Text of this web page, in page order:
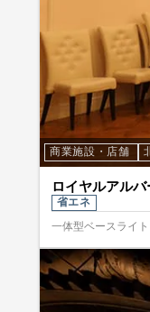
商業施設・店舗
ロイヤルアル
省エネ
一体型ベースライ